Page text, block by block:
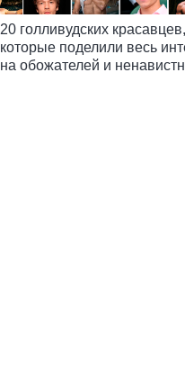
20 голливудских красавцев,
которые поделили весь
на обожателей и